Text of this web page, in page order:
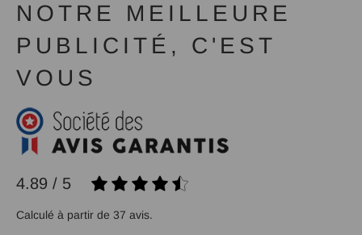
NOTRE MEILLEURE
PUBLICITÉ, C'EST
VOUS
4.89 / 5
Calculé à partir de 37 avis.